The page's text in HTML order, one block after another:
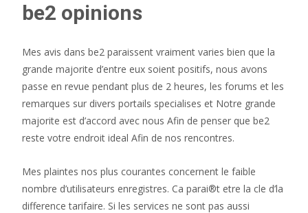
be2 opinions
Mes avis dans be2 paraissent vraiment varies bien que la
grande majorite d’entre eux soient positifs, nous avons
passe en revue pendant plus de 2 heures, les forums et les
remarques sur divers portails specialises et Notre grande
majorite est d’accord avec nous Afin de penser que be2
reste votre endroit ideal Afin de nos rencontres.
Mes plaintes nos plus courantes concernent le faible
nombre d’utilisateurs enregistres. Ca parai®t etre la cle d’la
difference tarifaire. Si les services ne sont pas aussi